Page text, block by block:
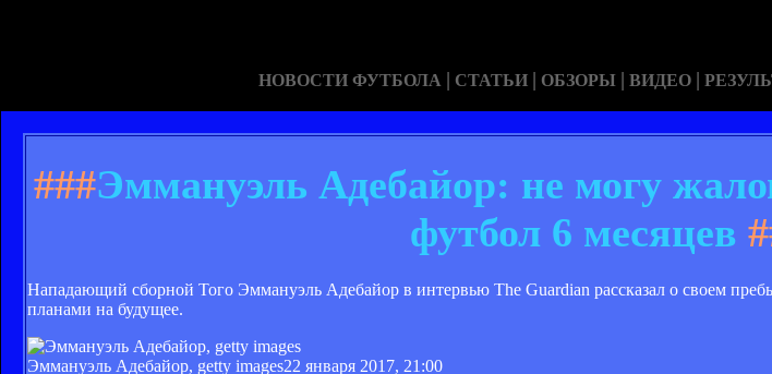
НОВОСТИ ФУТБОЛА | СТАТЬИ | ОБЗОРЫ | ВИДЕО |
###Эммануэль Адебайор: не могу
футбол 6 месяцев
Нападающий сборной Того Эммануэль Адебайор в интервью The Guardian рассказал о своем
планами на будущее.
Эммануэль Адебайор, getty images22 января 2017, 21:00